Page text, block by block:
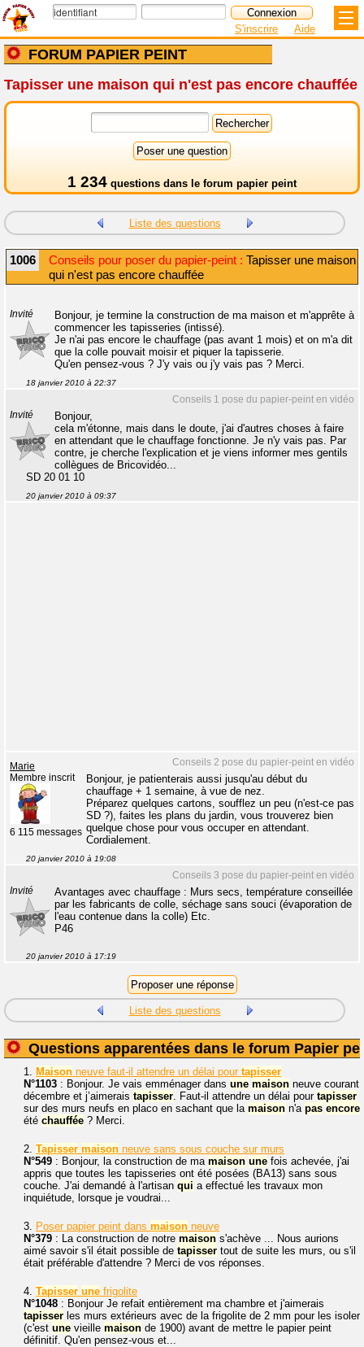
FORUM PAPIER PEINT
S'inscrire Aide
Tapisser une maison qui n'est pas encore chauffée
1 234 questions dans le forum papier peint
Liste des questions
1006 Conseils pour poser du papier-peint : Tapisser une maison
qui n'est pas encore chauffée
Invité
Bonjour, je termine la construction de ma maison et m'apprête à
commencer les tapisseries (intissé).
Je n'ai pas encore le chauffage (pas avant 1 mois) et on m'a dit
que la colle pouvait moisir et piquer la tapisserie.
Qu'en pensez-vous ? J'y vais ou j'y vais pas ? Merci.
18 janvier 2010 à 22:37
Conseils 1 pose du papier-peint en vidéo
Invité
Bonjour,
cela m'étonne, mais dans le doute, j'ai d'autres choses à faire
en attendant que le chauffage fonctionne. Je n'y vais pas. Par
contre, je cherche l'explication et je viens informer mes gentils
collègues de Bricovidéo...
SD 20 01 10
20 janvier 2010 à 09:37
Conseils 2 pose du papier-peint en vidéo
Marie
Membre inscrit
6 115 messages
Bonjour, je patienterais aussi jusqu'au début du
chauffage + 1 semaine, à vue de nez.
Préparez quelques cartons, soufflez un peu (n'est-ce pas
SD ?), faites les plans du jardin, vous trouverez bien
quelque chose pour vous occuper en attendant.
Cordialement.
20 janvier 2010 à 19:08
Conseils 3 pose du papier-peint en vidéo
Invité
Avantages avec chauffage : Murs secs, température conseillée
par les fabricants de colle, séchage sans souci (évaporation de
l'eau contenue dans la colle) Etc.
P46
20 janvier 2010 à 17:19
Liste des questions
Questions apparentées dans le forum Papier
1. Maison neuve faut-il attendre un délai pour tapisser
N°1103 : Bonjour. Je vais emménager dans une maison neuve courant
décembre et j’aimerais tapisser. Faut-il attendre un délai pour tapisser
sur des murs neufs en placo en sachant que la maison n'a pas encore
été chauffée ? Merci.
2. Tapisser maison neuve sans sous couche sur murs
N°549 : Bonjour, la construction de ma maison une fois achevée, j'ai
appris que toutes les tapisseries ont été posées (BA13) sans sous
couche. J'ai demandé à l'artisan qui a effectué les travaux mon
inquiétude, lorsque je voudrai...
3. Poser papier peint dans maison neuve
N°379 : La construction de notre maison s'achève ... Nous aurions
aimé savoir s'il était possible de tapisser tout de suite les murs, ou s'il
était préférable d'attendre ? Merci de vos réponses.
4. Tapisser une frigolite
N°1048 : Bonjour Je refait entièrement ma chambre et j'aimerais
tapisser les murs extérieurs avec de la frigolite de 2 mm pour les isoler
(c'est une vieille maison de 1900) avant de mettre le papier peint
définitif. Qu'en pensez-vous et...